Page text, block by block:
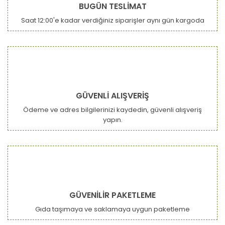
BUGÜN TESLİMAT
Saat 12:00'e kadar verdiğiniz siparişler aynı gün kargoda
GÜVENLİ ALIŞVERİŞ
Ödeme ve adres bilgilerinizi kaydedin, güvenli alışveriş
yapın.
GÜVENİLİR PAKETLEME
Gıda taşımaya ve saklamaya uygun paketleme